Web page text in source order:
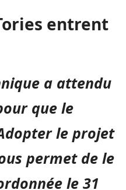
entrent
a attendu
que le
le projet
permet de le
le 31